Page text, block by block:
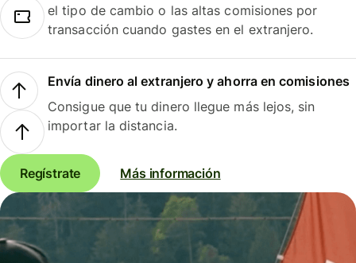
el tipo de cambio o las altas comisiones por
transacción cuando gastes en el extranjero.
Envía dinero al extranjero y ahorra en comisiones
Consigue que tu dinero llegue más lejos, sin
importar la distancia.
Regístrate Más información